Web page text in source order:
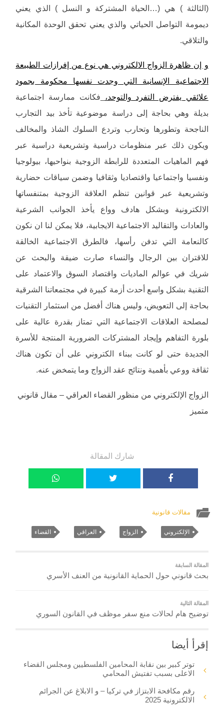
(الثالثة ) هي (…الحياة المشتركة و النسل ) الذي يعني
ديمومة التواصل الحياتي والذي يعني تحقق الوحدة المكانية
والتلاقي.
و إن ظاهرة الزواج الالكتروني هي نوع من إفرازات الطبيعة
الاجتماعية الإنسانية التي وجدت نفسها محكومة بجمود
علائقي يفترض التفرد والتوحد،
فكانت ممارسة اجتماعية
بديلة وهي بحاجة إلى دراسة موضوعية تأخذ بيد التجارب
الناجحة وتطورها وتحارب وتردع السلوك الشاذ والمخالف
ويكون ذلك عبر منظومات دراسية وتشريعية دراسية عبر
فهم الماهيات المتعددة للرابطة الزوجية بنواحيها، بيولوجيا
ونفسيا واجتماعيا واقتصاديا وثقافيا وضمن سياقات حضارية
وتشريعية عبر قوانين تنظم العلاقة الزوجية بمتنفساتها
الالكترونية وبشكل هادف وواع يأخذ الجوانب الشرعية
والعادات والتقاليد الاجتماعية الايجابية، فلا يمكن لنا ان نكون
كالنعامة التي تدفن رأسها، فالطرق الاجتماعية الخالقة
للاقتران بين الرجال والنساء صارت ضيقة والبحث عن
شريك في عوالم الماديات واقتصاد السوق والاعتماد على
التقنية بشكل واسع أحدث أزمة كبيرة في مجتمعاتنا الشرقية
بحاجة إلى التعويض، وليس هناك أفضل من استثمار التقنيات
لمصلحة العلاقات الاجتماعية التي تمتاز بقدرة عالية على
بلورة التفاهم وإيجاد المشتركات الضرورية المنتجة للأسرة
الجديدة حتى لو كانت ببناء الكتروني على أن تكون هناك
ثقافة ووعي بأهمية ونتائج عقد الزواج وما يتمخض عنه.
الزواج الإلكتروني من منظور القضاء العراقي – مقال قانوني
متميز
شارك المقالة
مقالات قانونية
الإلكتروني الزواج العراقي القضاء
المقالة السابقة
بحث قانوني حول الحماية القانونية من العنف الأسري
المقالة التالية
توضيح هام لحالات منع سفر موظف في القانون السوري
إقرأ أيضا
توتر كبير بين نقابة المحامين الفلسطيين ومجلس القضاء
الاعلى بسبب تفتيش المحامي
رقم مكافحة الابتزاز في تركيا – و الابلاغ عن الجرائم
الالكترونية 2025